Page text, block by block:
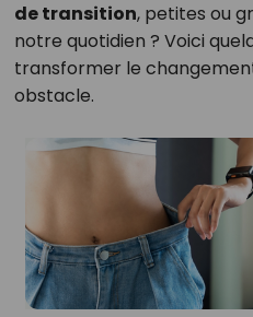
de transition, petites ou
notre quotidien ? Voici
transformer le
obstacle.